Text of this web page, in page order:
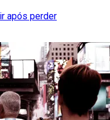
após perder